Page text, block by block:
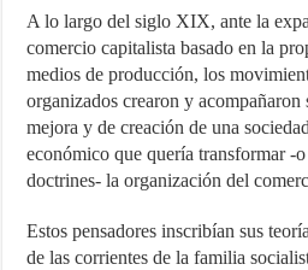
A lo largo del siglo XIX, ante la
comercio capitalista basado en la
medios de producción, los
organizados crearon y
mejora y de creación de una
económico que quería transformar -
doctrines- la organización del
Estos pensadores inscribían sus
de las corrientes de la familia